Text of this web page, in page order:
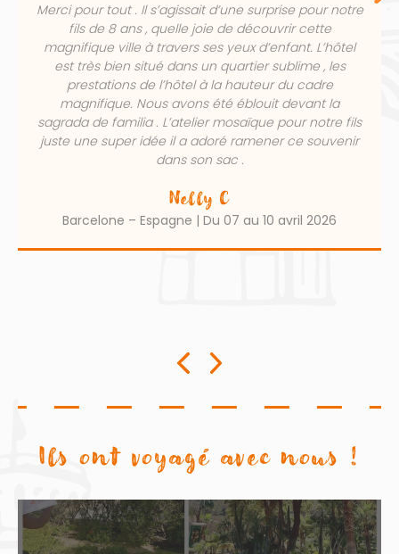
Merci pour tout . Il s’agissait d’une surprise pour notre
fils de 8 ans , quelle joie de découvrir cette
magnifique ville à travers ses yeux d’enfant. L’hôtel
est très bien situé dans un quartier sublime , les
prestations de l’hôtel à la hauteur du cadre
magnifique. Nous avons été éblouit devant la
sagrada de familia . L’atelier mosaïque pour notre fils
juste une super idée il a adoré ramener ce souvenir
dans son sac .
Nelly C
Barcelone – Espagne | Du 07 au 10 avril 2026
Ils ont voyagé avec nous !